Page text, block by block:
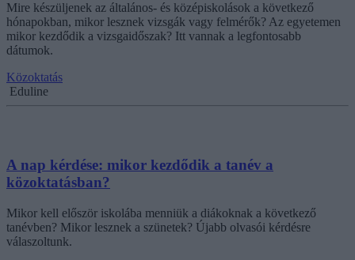
Mire készüljenek az általános- és középiskolások a következő
hónapokban, mikor lesznek vizsgák vagy felmérők? Az egyetemen
mikor kezdődik a vizsgaidőszak? Itt vannak a legfontosabb
dátumok.
Közoktatás
Eduline
A nap kérdése: mikor kezdődik a tanév a
közoktatásban?
Mikor kell először iskolába menniük a diákoknak a következő
tanévben? Mikor lesznek a szünetek? Újabb olvasói kérdésre
válaszoltunk.